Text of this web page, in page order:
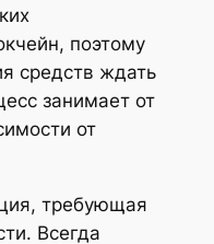
поэтому
средств ждать
занимает от
от
требующая
Всегда